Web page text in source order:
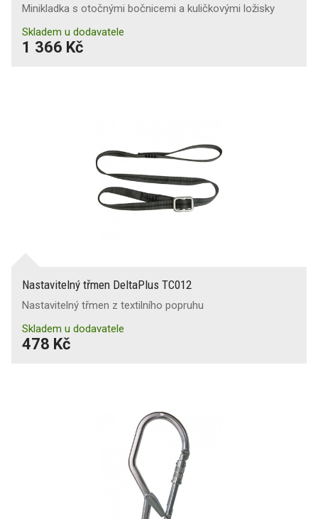
Minikladka s otočnými bočnicemi a kuličkovými ložisky
Skladem u dodavatele
1 366 Kč
Nastavitelný třmen DeltaPlus TC012
Nastavitelný třmen z textilního popruhu
Skladem u dodavatele
478 Kč